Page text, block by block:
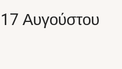
Αυγούστου